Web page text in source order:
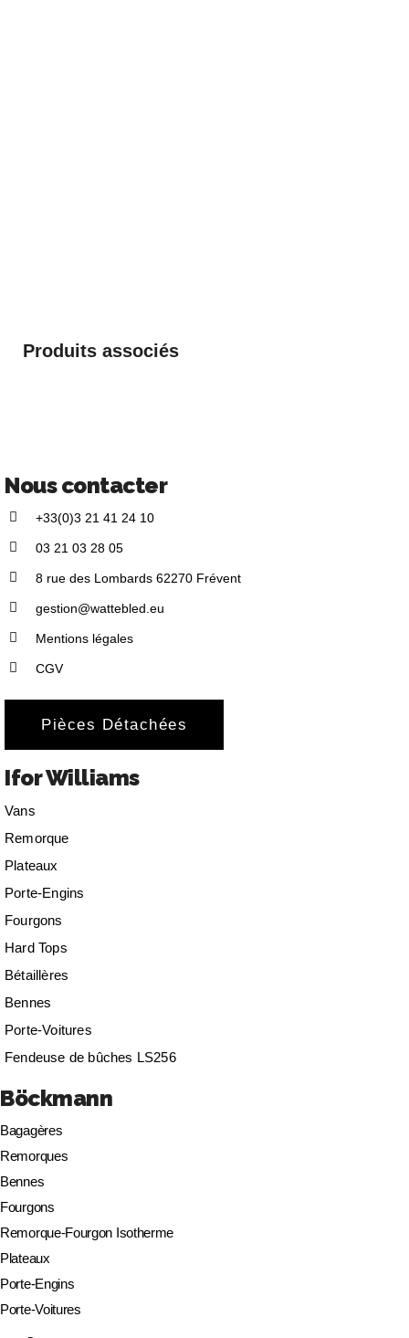
Produits associés
Nous contacter
+33(0)3 21 41 24 10
03 21 03 28 05
8 rue des Lombards 62270 Frévent
gestion@wattebled.eu
Mentions légales
CGV
Pièces Détachées
Ifor Williams
Vans
Remorque
Plateaux
Porte-Engins
Fourgons
Hard Tops
Bétaillères
Bennes
Porte-Voitures
Fendeuse de bûches LS256
Böckmann
Bagagères
Remorques
Bennes
Fourgons
Remorque-Fourgon Isotherme
Plateaux
Porte-Engins
Porte-Voitures